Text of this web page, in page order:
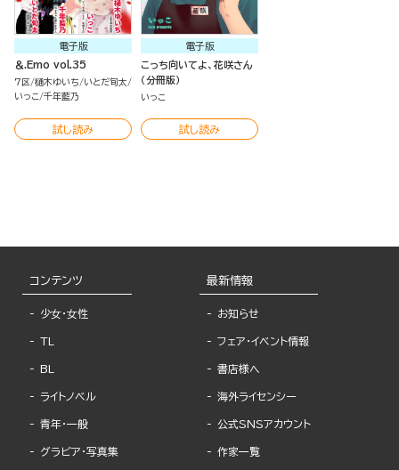
電子版
＆.Emo vol.35
7区 樋木ゆいち
いとだ旬太
いっこ 千年藍乃
試し読み
電子版
こっち向いてよ、花咲さん
（分冊版）
いっこ
試し読み
コンテンツ
少女・女性
TL
BL
ライトノベル
青年・一般
グラビア・写真集
最新情報
お知らせ
フェア・イベント情報
書店様へ
海外ライセンシー
公式SNSアカウント
作家一覧